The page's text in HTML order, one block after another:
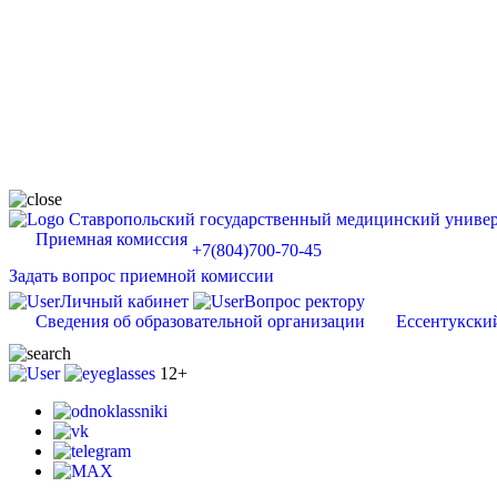
Ставропольский государственный медицинский
Приемная комиссия
+7(804)700-70-45
Задать вопрос приемной комиссии
Личный кабинет
Вопрос ректору
Сведения об образовательной организации
12+